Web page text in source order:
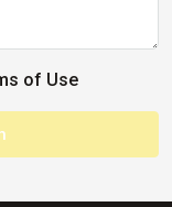
of Use